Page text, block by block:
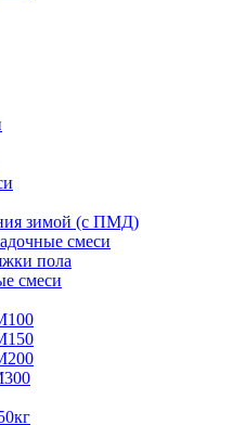
зимой (с ПМД)
смеси
пола
смеси